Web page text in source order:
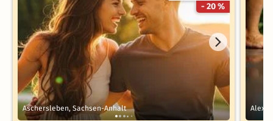
- 20 %
Aschersleben, Sachsen-Anhalt